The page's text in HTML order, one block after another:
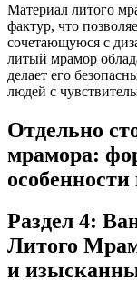
Материал литого
фактур, что
сочетающуюся с
литый мрамор
делает его
людей с
Отдельно
мрамора:
Раздел 4:
Литого
и